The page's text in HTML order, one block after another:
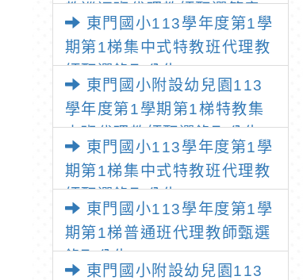
教巡迴班代理教師甄選簡章
公告
東門國小113學年度第1學
期第1梯集中式特教班代理教
師甄選錄取公告
東門國小附設幼兒園113
學年度第1學期第1梯特教集
中班代理教師甄選錄取公告
東門國小113學年度第1學
期第1梯集中式特教班代理教
師甄選錄取公告
東門國小113學年度第1學
期第1梯普通班代理教師甄選
錄取公告
東門國小附設幼兒園113
小學110學年
第1梯代理教
簡章公告
轉知「嘉義市113學年
度國民中學專任教師聯
合甄選簡章」及「嘉義
市113學年度國民小學
專任教師聯合甄選簡
章」